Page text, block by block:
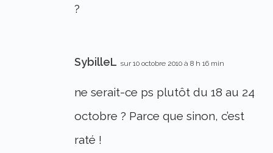
?
SybilleL sur 10 octobre 2010 à 8 h 16 min
ne serait-ce ps plutôt du 18 au 24
octobre ? Parce que sinon, c’est
raté !